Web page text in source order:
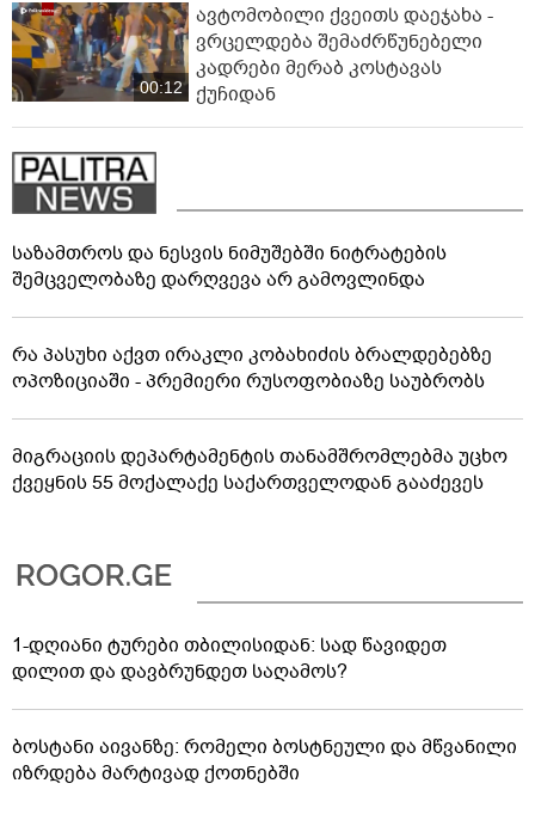
00:12
ავტომობილი ქვეითს დაეჯახა -
ვრცელდება შემაძრწუნებელი
კადრები მერაბ კოსტავას
ქუჩიდან
საზამთროს და ნესვის ნიმუშებში ნიტრატების
შემცველობაზე დარღვევა არ გამოვლინდა
რა პასუხი აქვთ ირაკლი კობახიძის ბრალდებებზე
ოპოზიციაში - პრემიერი რუსოფობიაზე საუბრობს
მიგრაციის დეპარტამენტის თანამშრომლებმა უცხო
ქვეყნის 55 მოქალაქე საქართველოდან გააძევეს
1-დღიანი ტურები თბილისიდან: სად წავიდეთ
დილით და დავბრუნდეთ საღამოს?
ბოსტანი აივანზე: რომელი ბოსტნეული და მწვანილი
იზრდება მარტივად ქოთნებში